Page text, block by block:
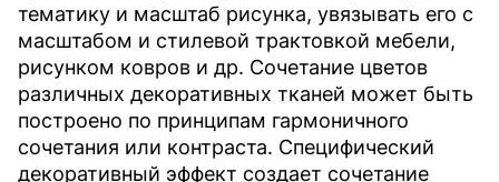
тематику и масштаб рисунка, увязывать его с
масштабом и стилевой трактовкой мебели,
рисунком ковров и др. Сочетание цветов
различных декоративных тканей может быть
построено по принципам гармоничного
сочетания или контраста. Специфический
декоративный эффект создает сочетание